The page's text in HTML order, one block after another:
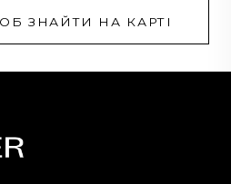
ЗНАЙТИ НА КАРТІ